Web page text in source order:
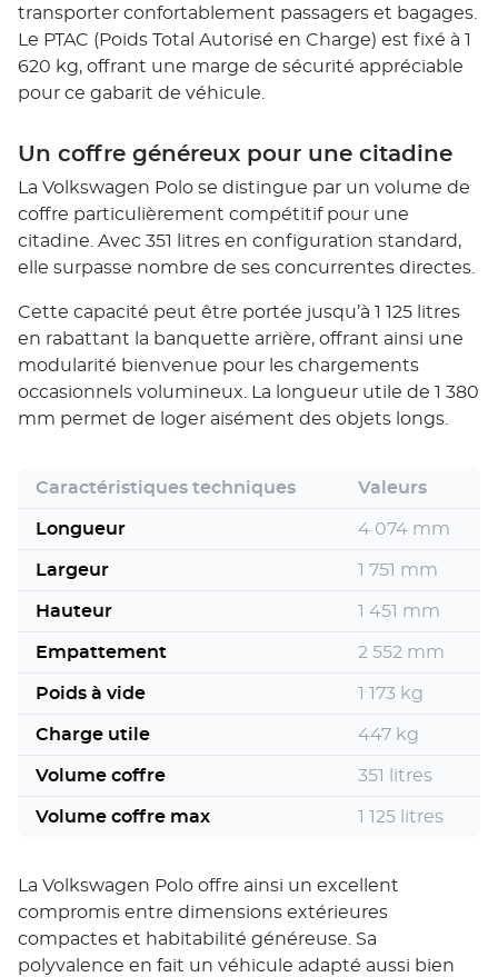
transporter confortablement passagers et bagages.
Le PTAC (Poids Total Autorisé en Charge) est fixé à 1
620 kg, offrant une marge de sécurité appréciable
pour ce gabarit de véhicule.
Un coffre généreux pour une citadine
La Volkswagen Polo se distingue par un volume de
coffre particulièrement compétitif pour une
citadine. Avec 351 litres en configuration standard,
elle surpasse nombre de ses concurrentes directes.
Cette capacité peut être portée jusqu’à 1 125 litres
en rabattant la banquette arrière, offrant ainsi une
modularité bienvenue pour les chargements
occasionnels volumineux. La longueur utile de 1 380
mm permet de loger aisément des objets longs.
Caractéristiques techniques Valeurs
Longueur 4 074 mm
Largeur 1 751 mm
Hauteur 1 451 mm
Empattement 2 552 mm
Poids à vide 1 173 kg
Charge utile 447 kg
Volume coffre 351 litres
Volume coffre max 1 125 litres
La Volkswagen Polo offre ainsi un excellent
compromis entre dimensions extérieures
compactes et habitabilité généreuse. Sa
polyvalence en fait un véhicule adapté aussi bien